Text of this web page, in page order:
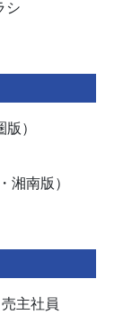
シ
）
湘南版）
売主社員